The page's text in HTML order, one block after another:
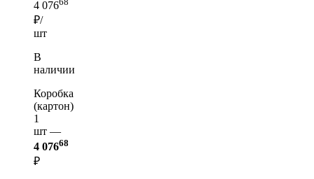
4 076
₽/
шт
В
наличии
Коробка
(картон)
1
шт —
4 07668
₽